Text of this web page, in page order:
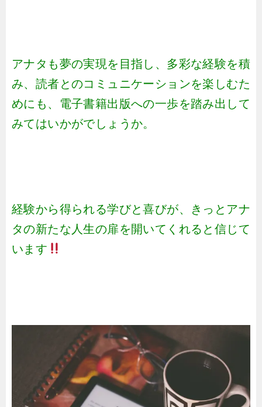
アナタも夢の実現を目指し、多彩な経験を積
み、読者とのコミュニケーションを楽しむた
めにも、電子書籍出版への一歩を踏み出して
みてはいかがでしょうか。
経験から得られる学びと喜びが、きっとアナ
タの新たな人生の扉を開いてくれると信じて
います